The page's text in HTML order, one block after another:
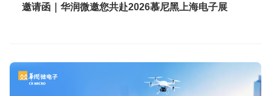
邀请函｜华润微邀您共赴2026慕尼黑上海电子展